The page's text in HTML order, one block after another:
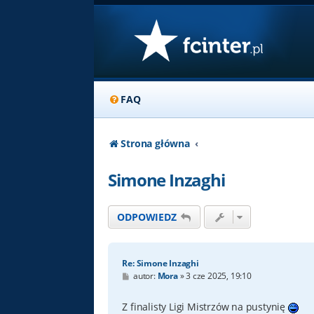
FAQ
Strona główna
Simone Inzaghi
ODPOWIEDZ
Re: Simone Inzaghi
P
t
autor: Mora»3 cze 2025, 19:10
Z finalisty Ligi Mistrzów na pustynię